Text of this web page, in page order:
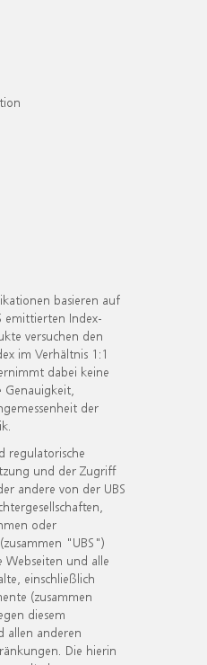
basieren auf
emittierten Index-
versuchen den
im Verhältnis 1:1
dabei keine
Genauigkeit,
der
regulatorische
und der Zugriff
andere von der UBS
oder
"UBS")
Webseiten und alle
einschließlich
(zusammen
diesem
allen anderen
Die hierin